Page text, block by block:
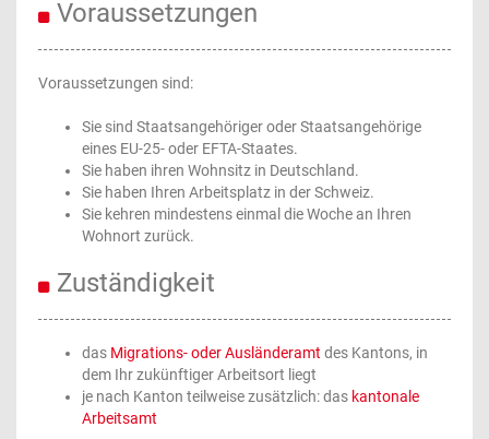
Voraussetzungen
Voraussetzungen sind:
Sie sind Staatsangehöriger oder Staatsangehörige
eines EU-25- oder EFTA-Staates.
Sie haben ihren Wohnsitz in Deutschland.
Sie haben Ihren Arbeitsplatz in der Schweiz.
Sie kehren mindestens einmal die Woche an Ihren
Wohnort zurück.
Zuständigkeit
das Migrations- oder Ausländeramt des Kantons, in
dem Ihr zukünftiger Arbeitsort liegt
je nach Kanton teilweise zusätzlich: das kantonale
Arbeitsamt